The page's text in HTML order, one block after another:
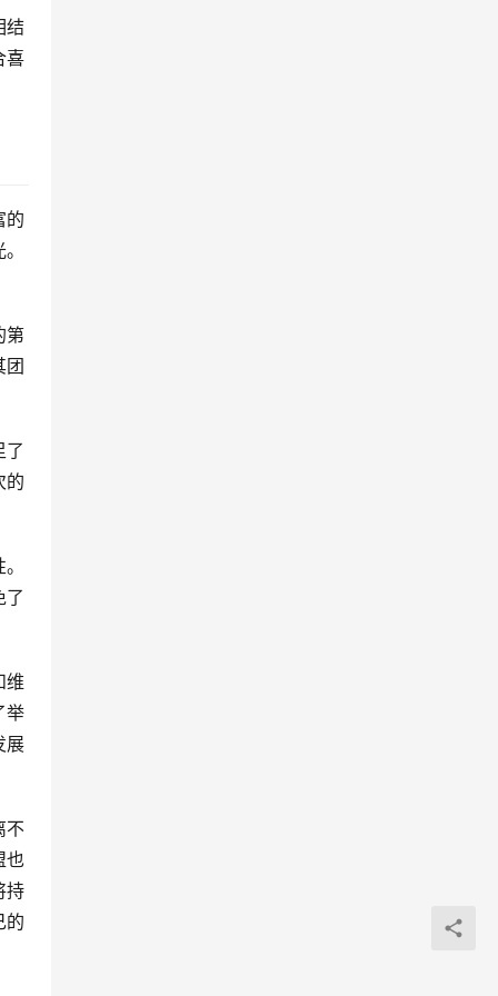
结
喜
的
第
团
了
的
了
维
举
展
不
也
持
的